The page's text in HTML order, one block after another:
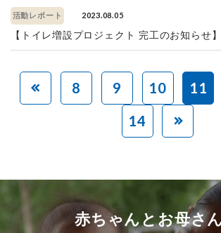
活動レポート 2023.08.05
【トイレ増設プロジェクト 完工のお知らせ】
8 9 10 11
14
赤ちゃんとお母さ